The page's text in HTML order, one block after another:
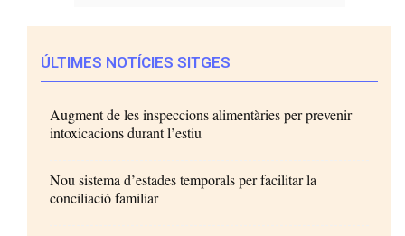
ÚLTIMES NOTÍCIES SITGES
Augment de les inspeccions alimentàries per prevenir
intoxicacions durant l’estiu
Nou sistema d’estades temporals per facilitar la
conciliació familiar